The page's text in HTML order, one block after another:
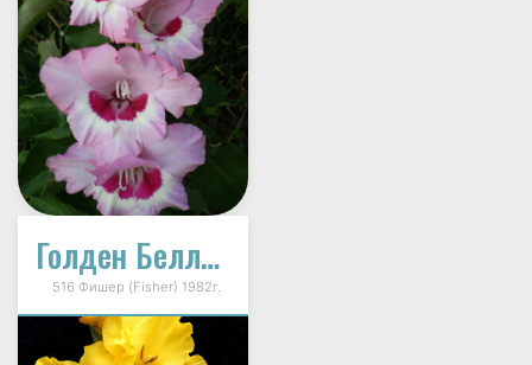
Голден Беллз (Золотые Купола)
516 Фишер (Fisher) 1982г.